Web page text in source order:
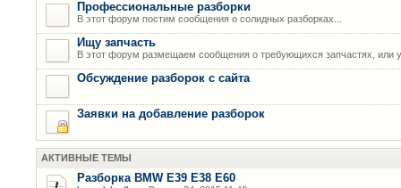
Профессиональные разборки
В этот форум постим сообщения о солидных разборках...
Ищу запчасть
В этот форум размещаем сообщения о требующихся запчастях, или
Обсуждение разборок с сайта
Заявки на добавление разборок
АКТИВНЫЕ ТЕМЫ
Разборка BMW E39 E38 E60